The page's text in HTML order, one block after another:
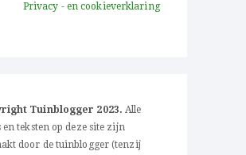
Privacy - en cookieverklaring
Tuinblogger 2023. Alle
en teksten op deze site zijn
door de tuinblogger (tenzij